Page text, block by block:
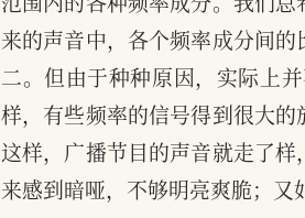
来的声音中，各个频率成分间
二。但由于种种原因，实际上
样，有些频率的信号得到很大的
这样，广播节目的声音就走了
来感到暗哑，不够明亮爽脆；又